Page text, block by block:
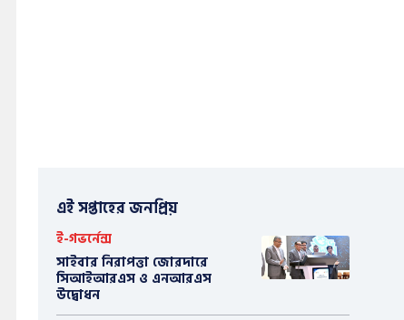
এই সপ্তাহের জনপ্রিয়
ই-গভর্নেন্স
সাইবার নিরাপত্তা জোরদারে
সিআইআরএস ও এনআরএস
উদ্বোধন